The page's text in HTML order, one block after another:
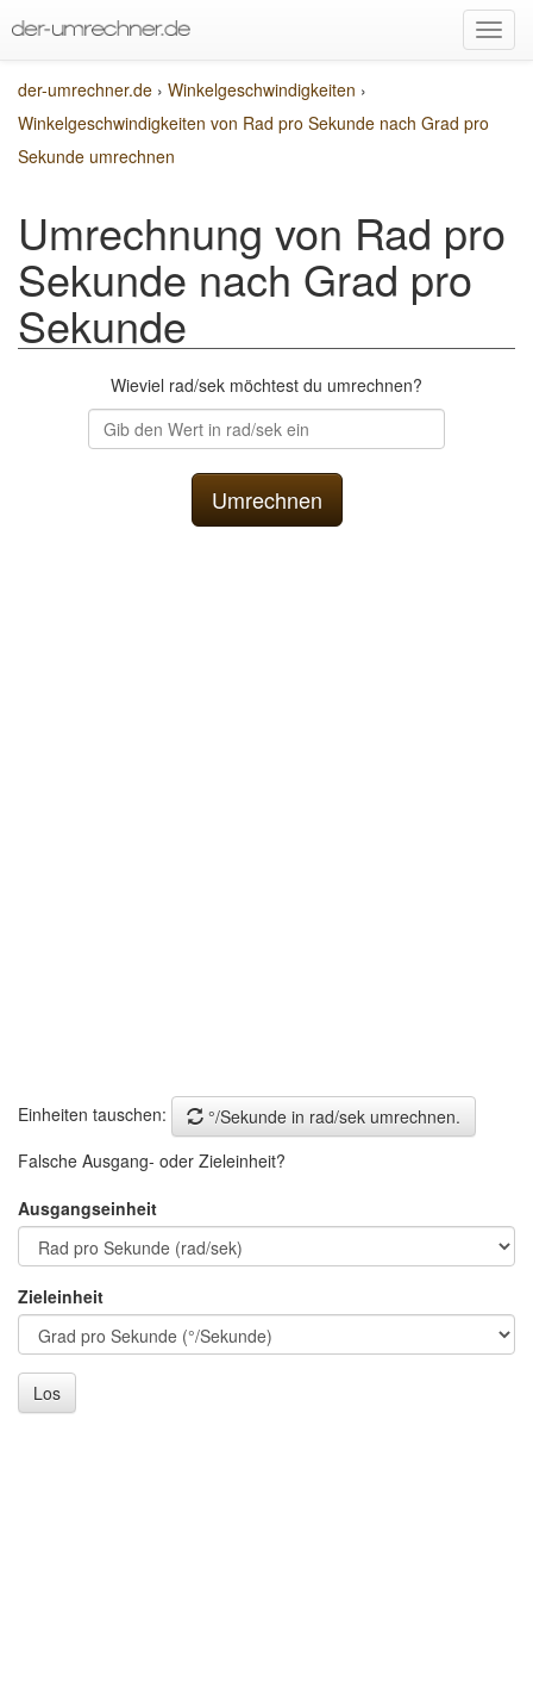
der-umrechner.de › Winkelgeschwindigkeiten ›
Winkelgeschwindigkeiten von Rad pro Sekunde nach Grad pro
Sekunde umrechnen
Umrechnung von Rad pro
Sekunde nach Grad pro
Sekunde
Wieviel rad/sek möchtest du umrechnen?
Einheiten tauschen:
°/Sekunde in rad/sek umrechnen.
Falsche Ausgang- oder Zieleinheit?
Ausgangseinheit
Zieleinheit
Los